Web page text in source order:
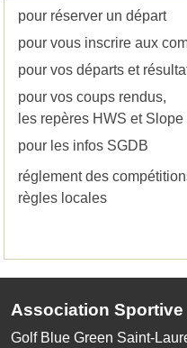
pour réserver un départ
pour vous inscrire aux
pour vos départs et
pour vos coups rendus,
les repères HWS et Slope
pour les infos SGDB
réglement des
règles locales
Association
Golf Blue Green Saint-